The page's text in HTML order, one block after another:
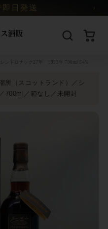
即日発送 ›
レンドロナック27年 1993年 700ml 54%
所（スコットランド）／シ
700ml／箱なし／未開封